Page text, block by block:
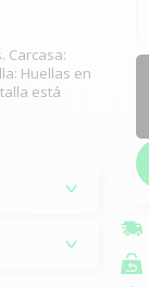
Carcasa:
Huellas en
está